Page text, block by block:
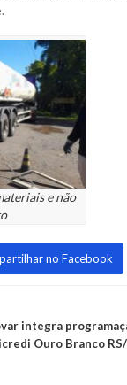
e não
no Facebook
integra
Ouro Branco